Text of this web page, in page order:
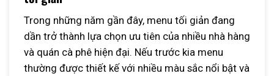
Trong những năm gần đây, menu tối giản đang
dần trở thành lựa chọn ưu tiên của nhiều nhà hàng
và quán cà phê hiện đại. Nếu trước kia menu
thường được thiết kế với nhiều màu sắc nổi bật và